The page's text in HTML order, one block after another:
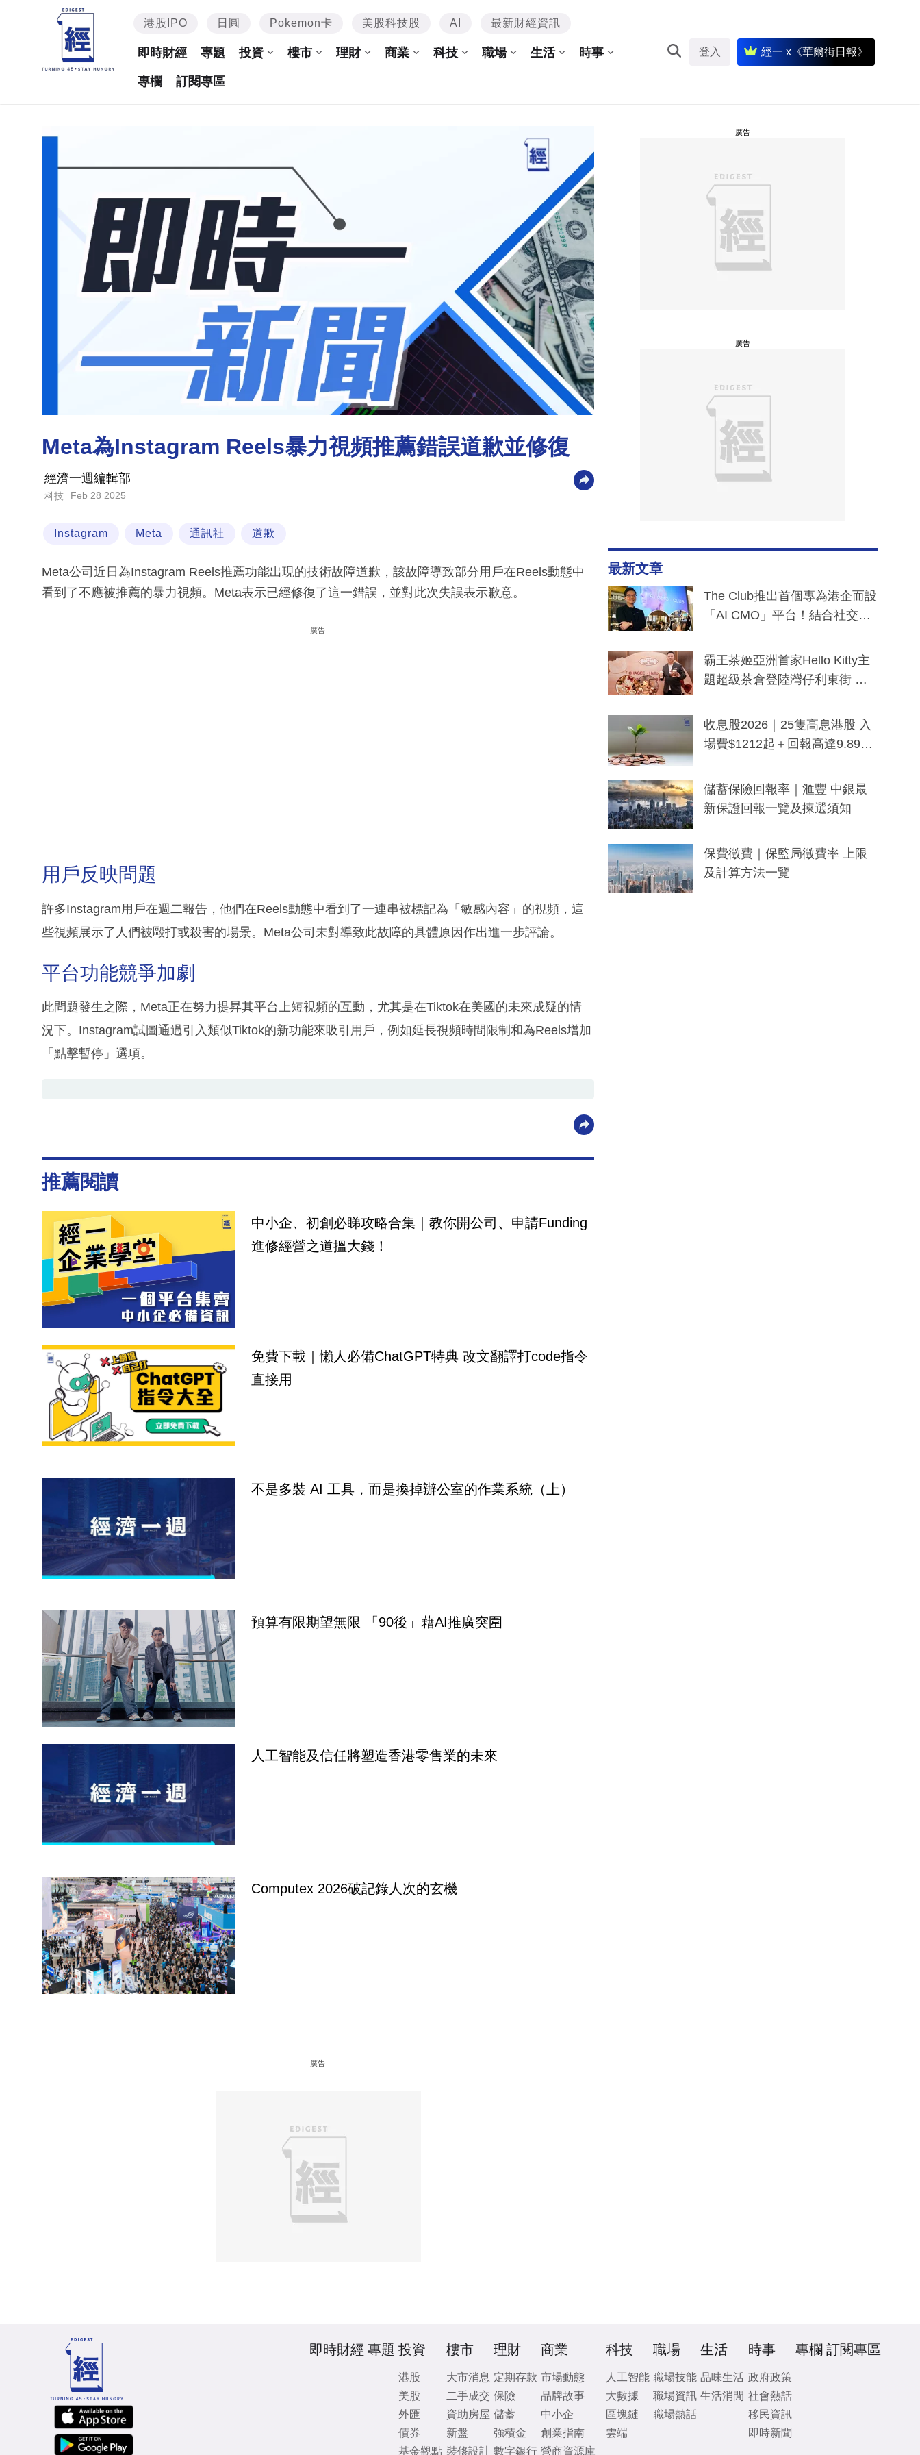
港股IPO 日圓 Pokemon卡 美股科技股 AI 最新財經資訊
即時財經 專題 投資 樓市 理財 商業 科技 職場 生活 時事
專欄 訂閱專區
登入 經一 x《華爾街日報》
Meta為Instagram Reels暴力視頻推薦錯誤道歉並修復
經濟一週編輯部
科技 Feb 28 2025
Instagram Meta 通訊社 道歉
Meta公司近日為Instagram Reels推薦功能出現的技術故障道歉，該故障導致部分用戶在Reels動態中
看到了不應被推薦的暴力視頻。Meta表示已經修復了這一錯誤，並對此次失誤表示歉意。
廣告
用戶反映問題
許多Instagram用戶在週二報告，他們在Reels動態中看到了一連串被標記為「敏感內容」的視頻，這
些視頻展示了人們被毆打或殺害的場景。Meta公司未對導致此故障的具體原因作出進一步評論。
平台功能競爭加劇
此問題發生之際，Meta正在努力提昇其平台上短視頻的互動，尤其是在Tiktok在美國的未來成疑的情
況下。Instagram試圖通過引入類似Tiktok的新功能來吸引用戶，例如延長視頻時間限制和為Reels增加
「點擊暫停」選項。
推薦閱讀
中小企、初創必睇攻略合集｜教你開公司、申請Funding
進修經營之道搵大錢！
免費下載｜懶人必備ChatGPT特典 改文翻譯打code指令
直接用
不是多裝 AI 工具，而是換掉辦公室的作業系統（上）
預算有限期望無限 「90後」藉AI推廣突圍
人工智能及信任將塑造香港零售業的未來
Computex 2026破記錄人次的玄機
廣告
廣告
廣告
最新文章
The Club推出首個專為港企而設
「AI CMO」平台！結合社交聆
分鐘生成「貼地」宣傳短片
霸王茶姬亞洲首家Hello Kitty主
題超級茶倉登陸灣仔利東街 推
y及香港限定特調系列
收息股2026｜25隻高息港股 入
場費$1212起＋回報高達9.89
儲蓄保險回報率｜滙豐 中銀最
新保證回報一覽及揀選須知
保費徵費｜保監局徵費率 上限
及計算方法一覽
即時財經 專題 投資
港股
美股
外匯
債券
基金觀點
樓市
大市消息
二手成交
資助房屋
新盤
裝修設計
理財
定期存款
保險
儲蓄
強積金
數字銀行
商業
市場動態
品牌故事
中小企
創業指南
營商資源庫
科技
人工智能
大數據
區塊鏈
雲端
職場
職場技能
職場資訊
職場熱話
生活
品味生活
生活消閒
時事
政府政策
社會熱話
移民資訊
即時新聞
專欄 訂閱專區